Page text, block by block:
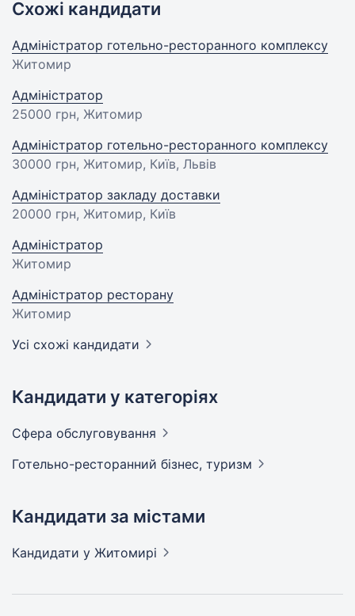
Схожі кандидати
Адміністратор готельно-ресторанного комплексу
Житомир
Адміністратор
25000 грн, Житомир
Адміністратор готельно-ресторанного комплексу
30000 грн, Житомир, Київ, Львів
Адміністратор закладу доставки
20000 грн, Житомир, Київ
Адміністратор
Житомир
Адміністратор ресторану
Житомир
Усі схожі кандидати
Кандидати у категоріях
Сфера обслуговування
Готельно-ресторанний бізнес, туризм
Кандидати за містами
Кандидати у Житомирі